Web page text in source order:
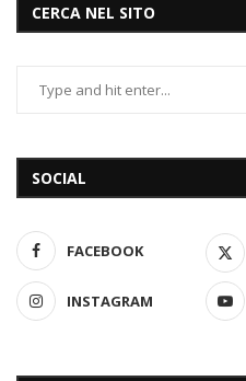
CERCA NEL SITO
SOCIAL
FACEBOOK
INSTAGRAM